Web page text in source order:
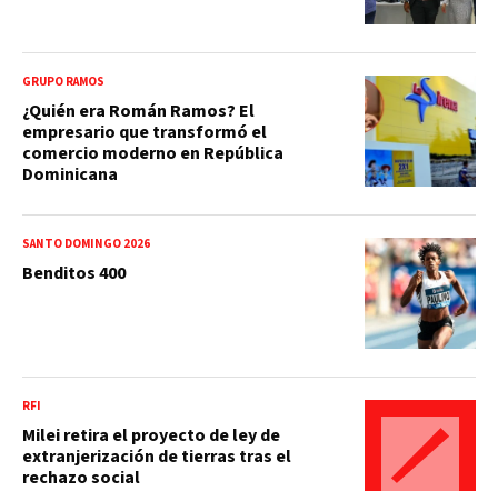
GRUPO RAMOS
¿Quién era Román Ramos? El
empresario que transformó el
comercio moderno en República
Dominicana
SANTO DOMINGO 2026
Benditos 400
RFI
Milei retira el proyecto de ley de
extranjerización de tierras tras el
rechazo social